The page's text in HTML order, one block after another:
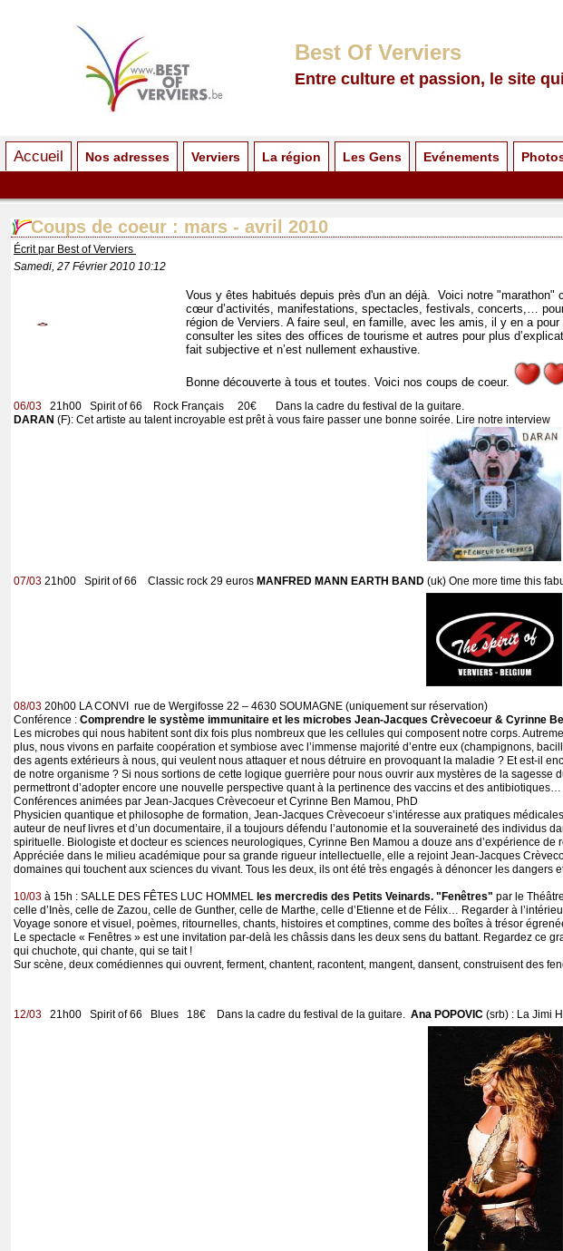
Best Of Verviers
Entre culture et passion, le site
Accueil Nos adresses Verviers La région Les Gens Evénements
Coups de coeur : mars - avril 2010
Écrit par Best of Verviers
Samedi, 27 Février 2010 10:12
Vous y êtes habitués depuis près d'un an déjà. Voici notre "marathon"
cœur d’activités, manifestations, spectacles, festivals, concerts,…
région de Verviers. A faire seul, en famille, avec les amis, il y en a
consulter les sites des offices de tourisme et autres pour plus
fait subjective et n’est nullement exhaustive.
Bonne découverte à tous et toutes. Voici nos coups de coeur.
06/03 21h00 Spirit of 66 Rock Français 20€ Dans la cadre du festival de la guitare.
DARAN (F): Cet artiste au talent incroyable est prêt à vous faire passer une bonne soirée. Lire notre interview
07/03 21h00 Spirit of 66 Classic rock 29 euros MANFRED MANN EARTH BAND (uk) One more time this
08/03 20h00 LA CONVI rue de Wergifosse 22 – 4630 SOUMAGNE (uniquement sur réservation)
Conférence : Comprendre le système immunitaire et les microbes Jean-Jacques Crèvecoeur & Cyrinne
Les microbes qui nous habitent sont dix fois plus nombreux que les cellules qui composent notre corps.
plus, nous vivons en parfaite coopération et symbiose avec l’immense majorité d’entre eux (champignons,
des agents extérieurs à nous, qui veulent nous attaquer et nous détruire en provoquant la maladie ? Et est-il
de notre organisme ? Si nous sortions de cette logique guerrière pour nous ouvrir aux mystères de la
permettront d’adopter encore une nouvelle perspective quant à la pertinence des vaccins et des antibiotiques…
Conférences animées par Jean-Jacques Crèvecoeur et Cyrinne Ben Mamou, PhD
Physicien quantique et philosophe de formation, Jean-Jacques Crèvecoeur s’intéresse aux pratiques
auteur de neuf livres et d’un documentaire, il a toujours défendu l’autonomie et la souveraineté des individus
spirituelle. Biologiste et docteur es sciences neurologiques, Cyrinne Ben Mamou a douze ans d’expérience
Appréciée dans le milieu académique pour sa grande rigueur intellectuelle, elle a rejoint Jean-Jacques
domaines qui touchent aux sciences du vivant. Tous les deux, ils ont été très engagés à dénoncer les
10/03 à 15h : SALLE DES FÊTES LUC HOMMEL les mercredis des Petits Veinards. "Fenêtres" par le
celle d’Inès, celle de Zazou, celle de Gunther, celle de Marthe, celle d’Etienne et de Félix… Regarder à
Voyage sonore et visuel, poèmes, ritournelles, chants, histoires et comptines, comme des boîtes à trésor
Le spectacle « Fenêtres » est une invitation par-delà les châssis dans les deux sens du battant. Regardez ce
qui chuchote, qui chante, qui se tait !
Sur scène, deux comédiennes qui ouvrent, ferment, chantent, racontent, mangent, dansent, construisent des
12/03 21h00 Spirit of 66 Blues 18€ Dans la cadre du festival de la guitare. Ana POPOVIC (srb) : La Jimi